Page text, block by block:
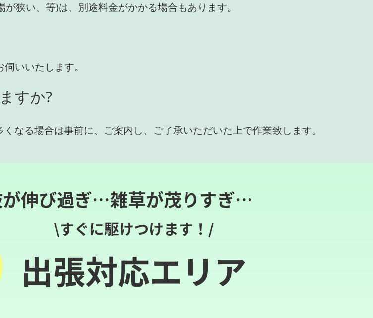
狭い、等)は、別途料金がかかる場合もあります。
いいたします。
すか?
なる場合は事前に、ご案内し、ご了承いただいた上で作業致します。
伸び過ぎ…雑草が茂りすぎ…
\すぐに駆けつけます！/
出張対応エリア